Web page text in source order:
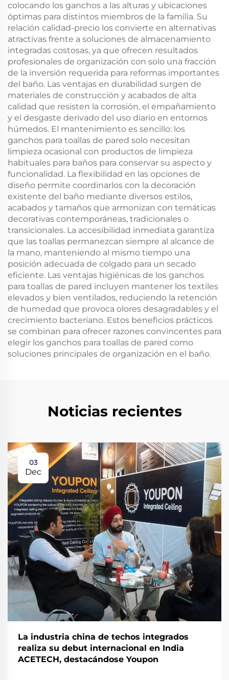
colocando los ganchos a las alturas y ubicaciones
óptimas para distintos miembros de la familia. Su
relación calidad-precio los convierte en alternativas
atractivas frente a soluciones de almacenamiento
integradas costosas, ya que ofrecen resultados
profesionales de organización con solo una fracción
de la inversión requerida para reformas importantes
del baño. Las ventajas en durabilidad surgen de
materiales de construcción y acabados de alta
calidad que resisten la corrosión, el empañamiento
y el desgaste derivado del uso diario en entornos
húmedos. El mantenimiento es sencillo: los
ganchos para toallas de pared solo necesitan
limpieza ocasional con productos de limpieza
habituales para baños para conservar su aspecto y
funcionalidad. La flexibilidad en las opciones de
diseño permite coordinarlos con la decoración
existente del baño mediante diversos estilos,
acabados y tamaños que armonizan con temáticas
decorativas contemporáneas, tradicionales o
transicionales. La accesibilidad inmediata garantiza
que las toallas permanezcan siempre al alcance de
la mano, manteniendo al mismo tiempo una
posición adecuada de colgado para un secado
eficiente. Las ventajas higiénicas de los ganchos
para toallas de pared incluyen mantener los textiles
elevados y bien ventilados, reduciendo la retención
de humedad que provoca olores desagradables y el
crecimiento bacteriano. Estos beneficios prácticos
se combinan para ofrecer razones convincentes para
elegir los ganchos para toallas de pared como
soluciones principales de organización en el baño.
Noticias recientes
03
Dec
La industria china de techos integrados
realiza su debut internacional en India
ACETECH, destacándose Youpon